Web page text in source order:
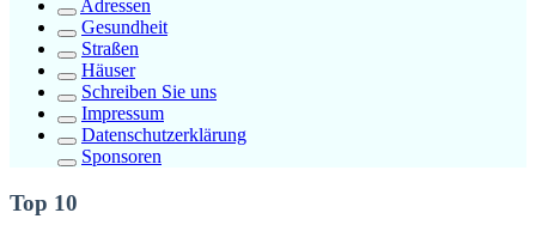
Adressen
Gesundheit
Straßen
Häuser
Schreiben Sie uns
Impressum
Datenschutzerklärung
Sponsoren
Top 10